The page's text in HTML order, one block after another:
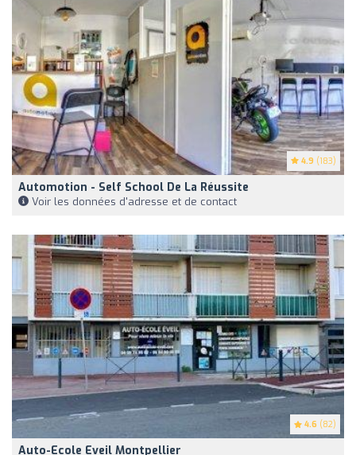
4.9 (183)
Automotion - Self School De La Réussite
Voir les données d'adresse et de contact
4.6 (82)
Auto-Ecole Eveil Montpellier